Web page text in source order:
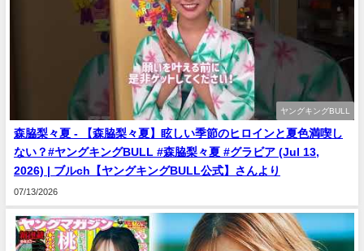
ヤングキングBULL
森脇梨々夏 - 【森脇梨々夏】眩しい季節のヒロインと夏色満喫し
ない？#ヤングキングBULL #森脇梨々夏 #グラビア (Jul 13,
2026) | ブルch【ヤングキングBULL公式】さんより
07/13/2026